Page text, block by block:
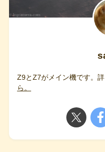
Z9とZ7がメイン機です。
ら。